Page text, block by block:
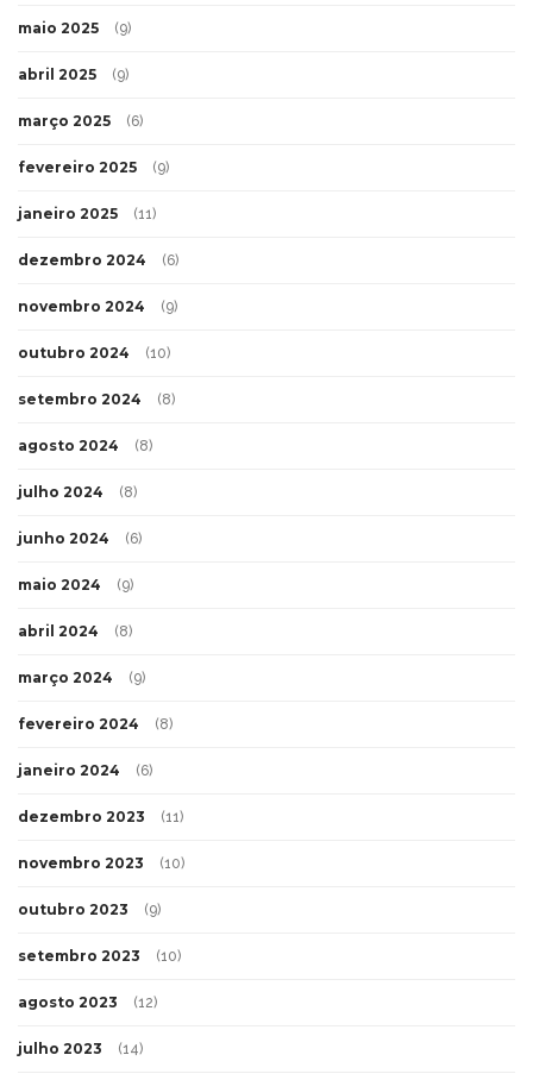
maio 2025 (9)
abril 2025 (9)
março 2025 (6)
fevereiro 2025 (9)
janeiro 2025 (11)
dezembro 2024 (6)
novembro 2024 (9)
outubro 2024 (10)
setembro 2024 (8)
agosto 2024 (8)
julho 2024 (8)
junho 2024 (6)
maio 2024 (9)
abril 2024 (8)
março 2024 (9)
fevereiro 2024 (8)
janeiro 2024 (6)
dezembro 2023 (11)
novembro 2023 (10)
outubro 2023 (9)
setembro 2023 (10)
agosto 2023 (12)
julho 2023 (14)